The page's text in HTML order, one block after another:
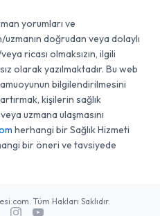
yorumları ve
doğrudan veya dolaylı
ricası olmaksızın, ilgili
olarak yazılmaktadır. Bu web
bilgilendirilmesini
kişilerin sağlık
uzmana ulaşmasını
herhangi bir Sağlık Hizmeti
bir öneri ve tavsiyede
Tüm Hakları Saklıdır.